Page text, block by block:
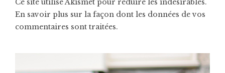
Ce site utilise Akismet pour réduire les indésirables.
En savoir plus sur la façon dont les données de vos
commentaires sont traitées.